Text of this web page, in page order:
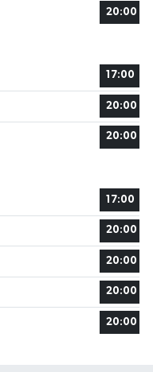
20:00
17:00
20:00
20:00
17:00
20:00
20:00
20:00
20:00